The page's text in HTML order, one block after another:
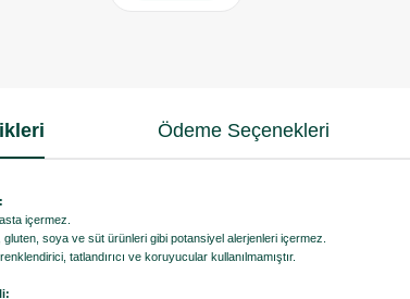
Ödeme Seçenekleri
içermez.
gluten, soya ve süt ürünleri gibi potansiyel alerjenleri içermez.
tatlandırıcı ve koruyucular kullanılmamıştır.